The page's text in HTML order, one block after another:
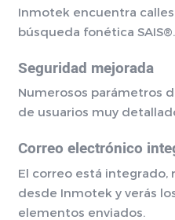
Inmotek encuentra
búsqueda fonética SAIS®.
Seguridad mejorada
Numerosos parámetros
de usuarios muy
Correo electrónico
El correo está integrado,
desde Inmotek y verás
elementos enviados.